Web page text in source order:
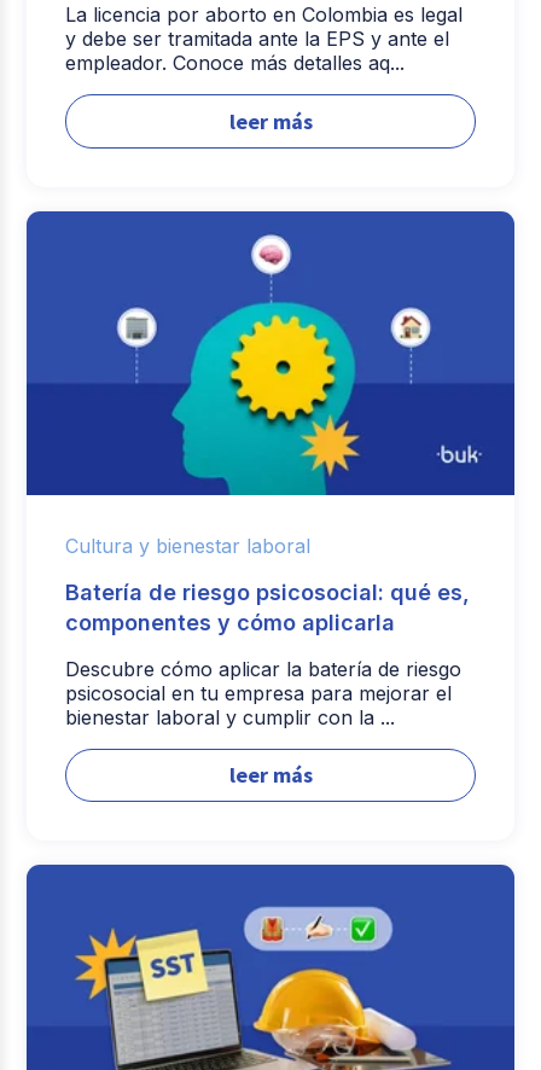
La licencia por aborto en Colombia es legal
y debe ser tramitada ante la EPS y ante el
empleador. Conoce más detalles aq...
leer más
Cultura y bienestar laboral
Batería de riesgo psicosocial: qué es,
componentes y cómo aplicarla
Descubre cómo aplicar la batería de riesgo
psicosocial en tu empresa para mejorar el
bienestar laboral y cumplir con la ...
leer más